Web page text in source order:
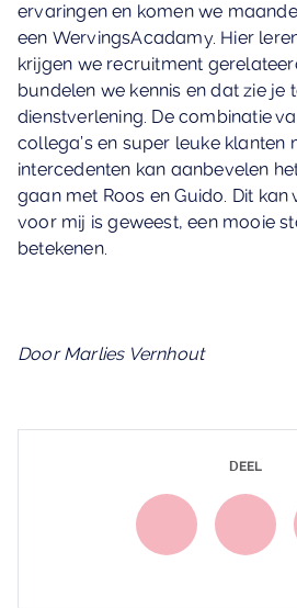
ervaringen en komen we
een WervingsAcadamy. Hier
krijgen we recruitment
bundelen we kennis en dat zie je
dienstverlening. De combinatie
collega’s en super leuke klanten
intercedenten kan aanbevelen
gaan met Roos en Guido. Dit
voor mij is geweest, een mooie
betekenen.
Door Marlies Vernhout
DEEL